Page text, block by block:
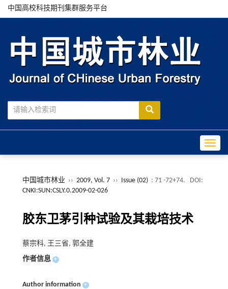
中国高校科技期刊集群服务平台
中国城市林业 ›› 2009, Vol. 7 ›› Issue (02) : 71 -72+74.
DOI:
CNKI:SUN:CSLY.0.2009-02-026
胶东卫茅引种试验及其栽培技术
蔡宗科, 王三省, 郭全建
作者信息 +
Author information +